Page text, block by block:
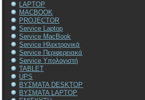
LAPTOP
MACBOOK
PROJECTOR
Service Laptop
Service MacBook
Service Ηλεκτρονικά
Service Περιφερειακά
Service Υπολογιστή
TABLET
UPS
ΒΥΣΜΑΤΑ DESKTOP
ΒΥΣΜΑΤΑ LAPTOP